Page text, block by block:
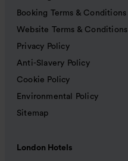
Booking Terms & Conditions
Website Terms & Conditions
Privacy Policy
Anti-Slavery Policy
Cookie Policy
Environmental Policy
Sitemap
London Hotels